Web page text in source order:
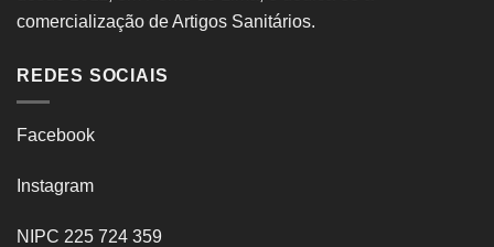
comercialização de Artigos Sanitários.
REDES SOCIAIS
Facebook
Instagram
NIPC 225 724 359